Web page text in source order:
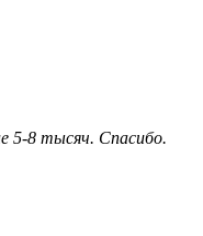
5-8 тысяч. Спасибо.